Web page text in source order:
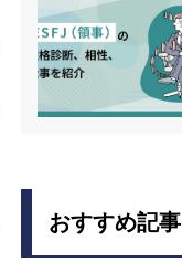
おすすめ記事